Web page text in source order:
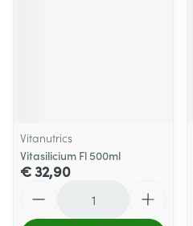
Vitanutrics
Vitasilicium Fl 500ml
€ 32,90